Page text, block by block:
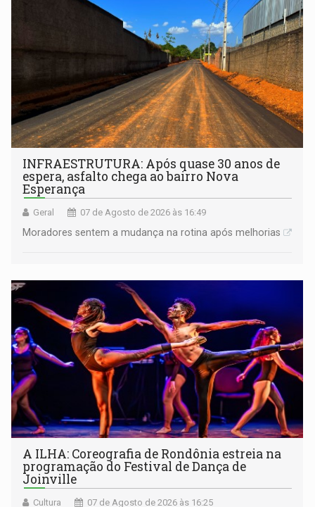
INFRAESTRUTURA: Após quase 30 anos de
espera, asfalto chega ao bairro Nova
Esperança
Geral 07 de Agosto de 2026 às 16:49
Moradores sentem a mudança na rotina após melhorias
A ILHA: Coreografia de Rondônia estreia na
programação do Festival de Dança de
Joinville
Cultura 07 de Agosto de 2026 às 16:25